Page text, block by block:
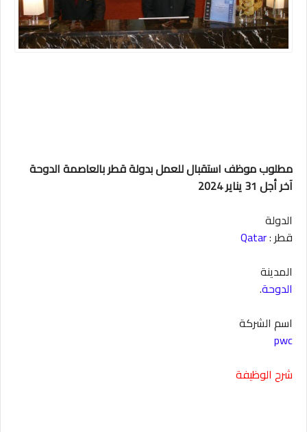
مطلوب موظف استقبال للعمل بدولة قطر بالعاصمة الدوحة
آخر أجل 31 يناير 2024
الدولة
قطر :
المدينة
الدوحة.
اسم الشركة
pwc
شرح الوظيفة